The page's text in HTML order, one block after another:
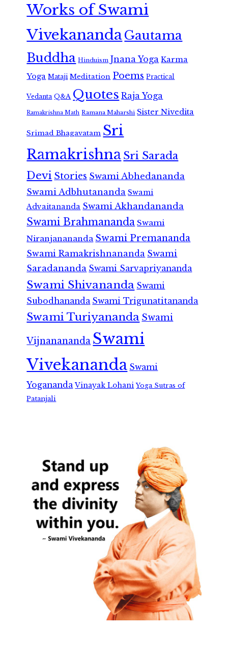
Works of Swami
VivekanandaGautama
Buddha Hinduism Jnana Yoga Karma
Yoga Mataji Meditation Poems Practical
Vedanta Q&A Quotes Raja Yoga
Ramakrishna Math Ramana Maharshi Sister Nivedita
Srimad Bhagavatam Sri
RamakrishnaSri Sarada
Devi Stories Swami Abhedananda
Swami Adbhutananda Swami
Advaitananda Swami Akhandananda
Swami Brahmananda Swami
Niranjanananda Swami Premananda
Swami Ramakrishnananda Swami
Saradananda Swami Sarvapriyananda
Swami Shivananda Swami
Subodhananda Swami Trigunatitananda
Swami Turiyananda Swami
Vijnanananda Swami
Vivekananda Swami
Yogananda Vinayak Lohani Yoga Sutras of
Patanjali